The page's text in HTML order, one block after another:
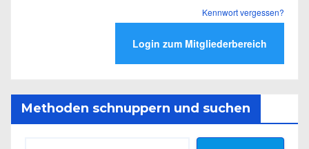
Kennwort vergessen?
Methoden schnuppern und suchen